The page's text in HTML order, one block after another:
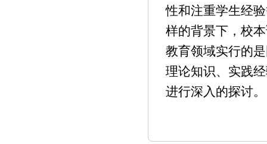
性和注重学生经
样的背景下，校
教育领域实行的
理论知识、实践
进行深入的探讨。